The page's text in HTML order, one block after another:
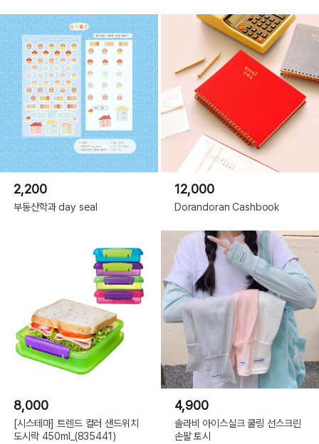
2,200
부동산학과 day seal
12,000
Dorandoran Cashbook
8,000
[시스테마] 트렌드 컬러 샌드위치
도시락 450ml_(835441)
4,900
솔라비 아이스실크 쿨링 선스크린
손팔 토시